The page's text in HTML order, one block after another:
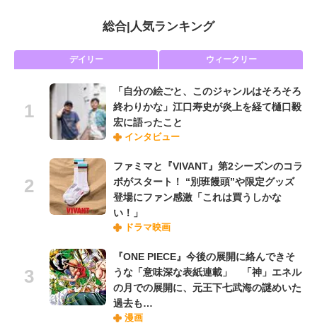
総合 人気ランキング
デイリー ウィークリー
「自分の絵ごと、このジャンルはそろそろ
終わりかな」江口寿史が炎上を経て樋口毅
宏に語ったこと
インタビュー
ファミマと『VIVANT』第2シーズンのコラ
ボがスタート！ “別班饅頭”や限定グッズ
登場にファン感激「これは買うしかな
い！」
ドラマ映画
『ONE PIECE』今後の展開に絡んできそ
うな「意味深な表紙連載」 「神」エネル
の月での展開に、元王下七武海の謎めいた
過去も…
漫画